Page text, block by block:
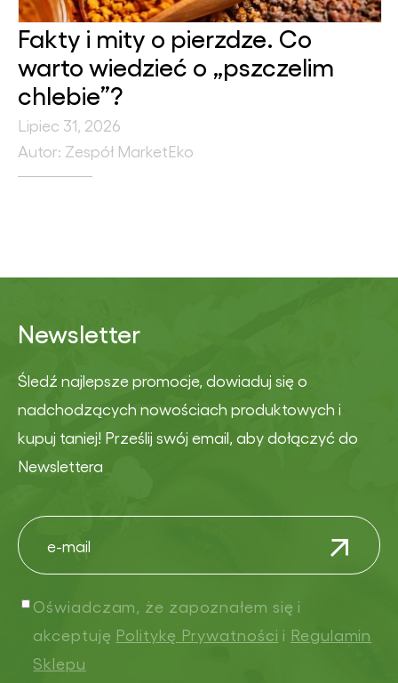
Fakty i mity o pierzdze. Co
warto wiedzieć o „pszczelim
chlebie”?
Lipiec 31, 2026
Autor: Zespół MarketEko
Newsletter
Śledź najlepsze promocje, dowiaduj się o
nadchodzących nowościach produktowych i
kupuj taniej! Prześlij swój email, aby dołączyć do
Newslettera
Oświadczam, że zapoznałem się i
akceptuję Politykę Prywatności i Regulamin
Sklepu